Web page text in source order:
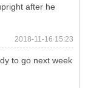
after he
2018-11-16 15:23
to go next week